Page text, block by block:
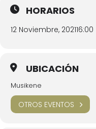
HORARIOS
12 Noviembre, 202116:00
UBICACIÓN
Musikene
OTROS EVENTOS